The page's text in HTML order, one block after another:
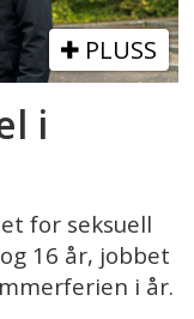
PLUSS
i
for seksuell
16 år, jobbet
i år.